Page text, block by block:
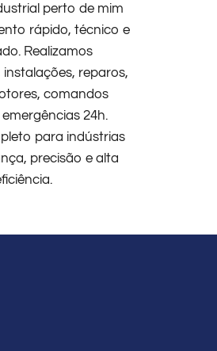
perto de mim
rápido, técnico e
Realizamos
reparos,
comandos
24h.
para indústrias
precisão e alta